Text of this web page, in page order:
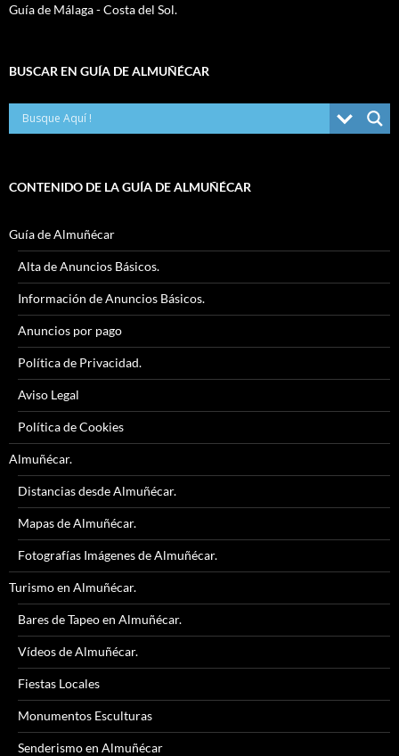
Guía de Málaga - Costa del Sol.
BUSCAR EN GUÍA DE ALMUÑÉCAR
CONTENIDO DE LA GUÍA DE ALMUÑÉCAR
Guía de Almuñécar
Alta de Anuncios Básicos.
Información de Anuncios Básicos.
Anuncios por pago
Política de Privacidad.
Aviso Legal
Política de Cookies
Almuñécar.
Distancias desde Almuñécar.
Mapas de Almuñécar.
Fotografías Imágenes de Almuñécar.
Turismo en Almuñécar.
Bares de Tapeo en Almuñécar.
Vídeos de Almuñécar.
Fiestas Locales
Monumentos Esculturas
Senderismo en Almuñécar